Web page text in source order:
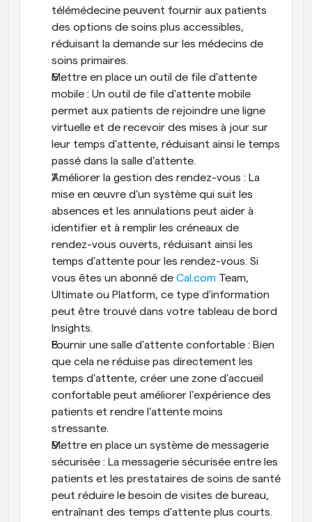
télémédecine peuvent fournir aux patients
des options de soins plus accessibles,
réduisant la demande sur les médecins de
soins primaires.
Mettre en place un outil de file d'attente
mobile : Un outil de file d'attente mobile
permet aux patients de rejoindre une ligne
virtuelle et de recevoir des mises à jour sur
leur temps d'attente, réduisant ainsi le temps
passé dans la salle d'attente.
Améliorer la gestion des rendez-vous : La
mise en œuvre d'un système qui suit les
absences et les annulations peut aider à
identifier et à remplir les créneaux de
rendez-vous ouverts, réduisant ainsi les
temps d'attente pour les rendez-vous. Si
vous êtes un abonné de Cal.com Team,
Ultimate ou Platform, ce type d'information
peut être trouvé dans votre tableau de bord
Insights.
Fournir une salle d'attente confortable : Bien
que cela ne réduise pas directement les
temps d'attente, créer une zone d'accueil
confortable peut améliorer l'expérience des
patients et rendre l'attente moins
stressante.
Mettre en place un système de messagerie
sécurisée : La messagerie sécurisée entre les
patients et les prestataires de soins de santé
peut réduire le besoin de visites de bureau,
entraînant des temps d'attente plus courts.